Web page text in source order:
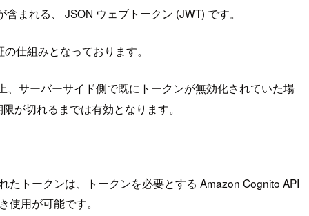
まれる、 JSON ウェブトークン (JWT) です。
仕組みとなっております。
サーバーサイド側で既にトークンが無効化されていた場
が切れるまでは有効となります。
トークンは、トークンを必要とする Amazon Cognito API
用が可能です。